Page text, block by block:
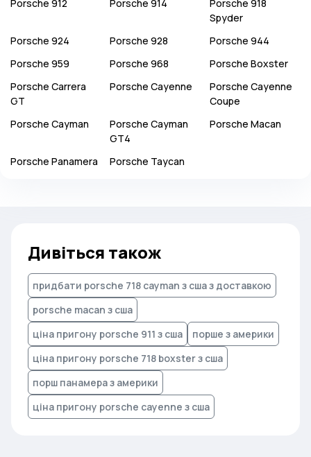
Porsche 912 Porsche 914 Porsche 918
Spyder
Porsche 924 Porsche 928 Porsche 944
Porsche 959 Porsche 968 Porsche Boxster
Porsche Carrera
GT
Porsche Cayenne Porsche Cayenne
Coupe
Porsche Cayman Porsche Cayman
GT4
Porsche Macan
Porsche Panamera Porsche Taycan
Дивіться також
придбати porsche 718 cayman з сша з доставкою
porsche macan з сша
ціна пригону porsche 911 з сша
порше з америки
ціна пригону porsche 718 boxster з сша
порш панамера з америки
ціна пригону porsche cayenne з сша